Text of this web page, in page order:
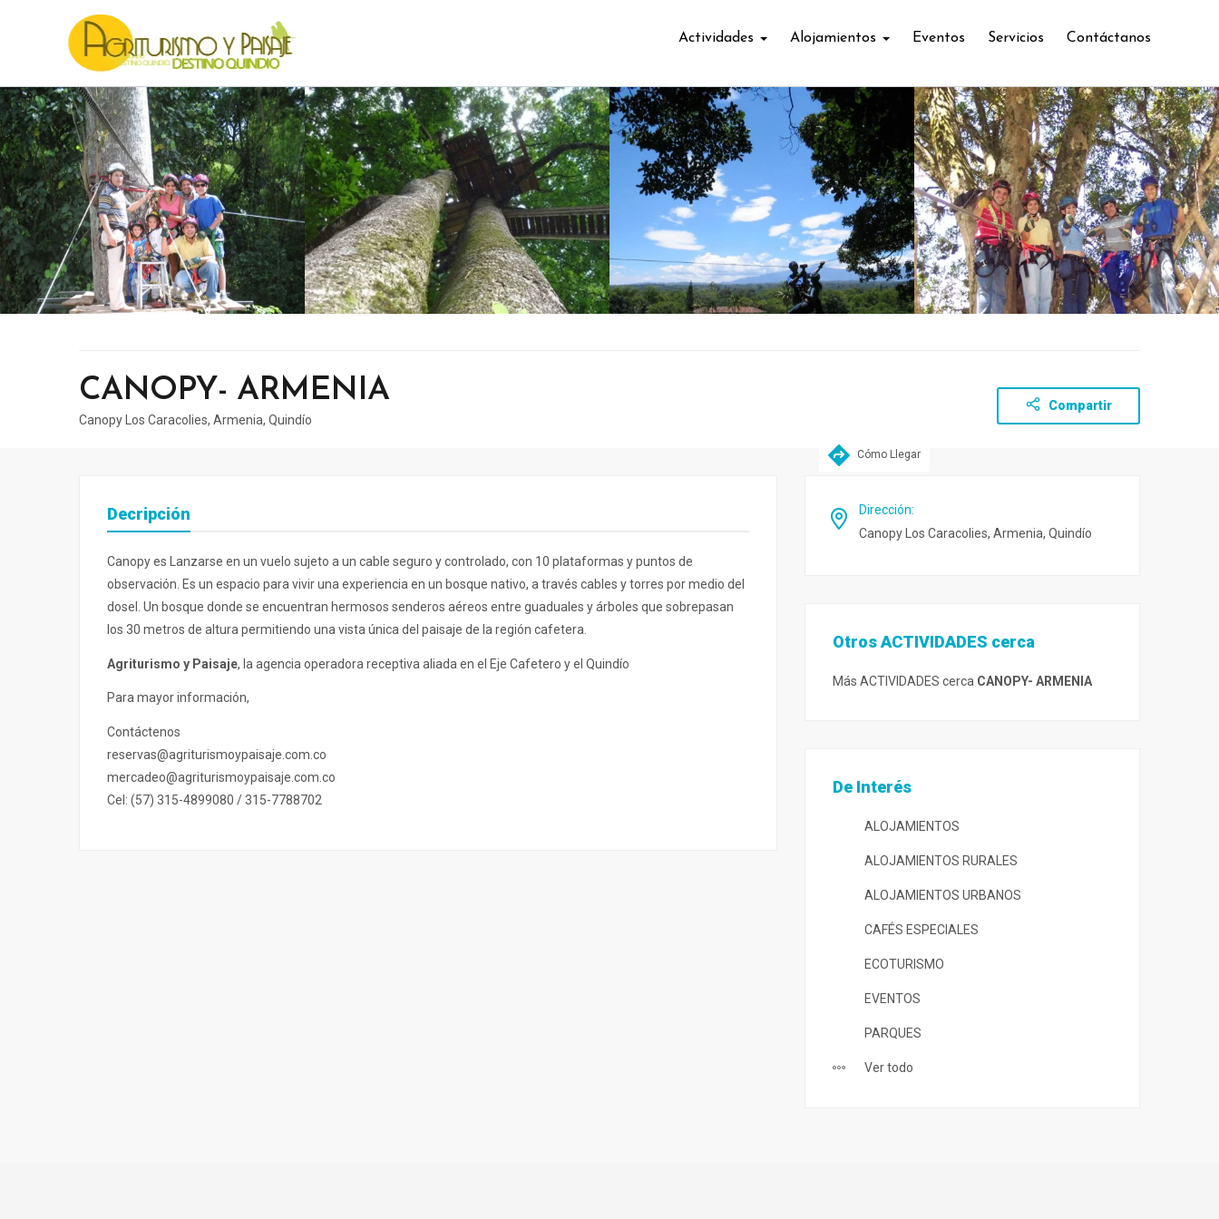
Actividades Alojamientos Eventos Servicios Contáctanos
CANOPY- ARMENIA
Canopy Los Caracolies, Armenia, Quindío
Compartir
Decripción
Canopy es Lanzarse en un vuelo sujeto a un cable seguro y controlado, con 10 plataformas y puntos de
observación. Es un espacio para vivir una experiencia en un bosque nativo, a través cables y torres por medio del
dosel. Un bosque donde se encuentran hermosos senderos aéreos entre guaduales y árboles que sobrepasan
los 30 metros de altura permitiendo una vista única del paisaje de la región cafetera.
Agriturismo y Paisaje, la agencia operadora receptiva aliada en el Eje Cafetero y el Quindío
Para mayor información,
Contáctenos
reservas@agriturismoypaisaje.com.co
mercadeo@agriturismoypaisaje.com.co
Cel: (57) 315-4899080 / 315-7788702
Cómo Llegar
Dirección:
Canopy Los Caracolies, Armenia, Quindío
Otros ACTIVIDADES cerca
Más ACTIVIDADES cerca CANOPY- ARMENIA
De Interés
ALOJAMIENTOS
ALOJAMIENTOS RURALES
ALOJAMIENTOS URBANOS
CAFÉS ESPECIALES
ECOTURISMO
EVENTOS
PARQUES
Ver todo